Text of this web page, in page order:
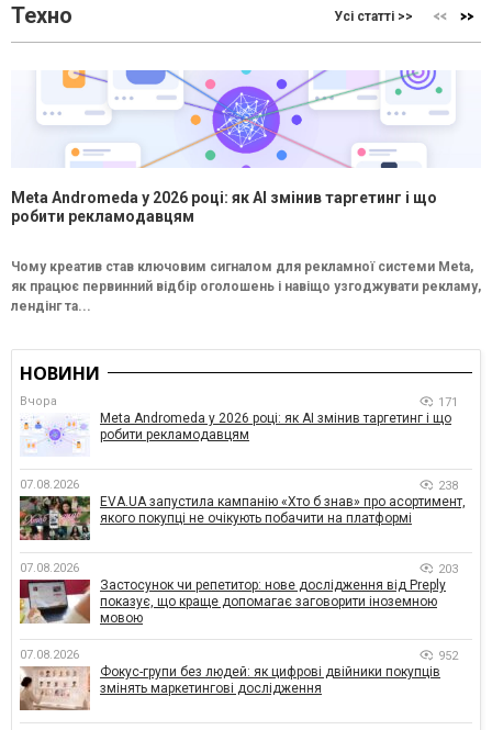
Техно Усі статті >>
Meta Andromeda у 2026 році: як AI змінив таргетинг і що
робити рекламодавцям
Чому креатив став ключовим сигналом для рекламної системи Meta,
як працює первинний відбір оголошень і навіщо узгоджувати рекламу,
лендінг та...
НОВИНИ
Вчора 171
Meta Andromeda у 2026 році: як AI змінив таргетинг і що
робити рекламодавцям
07.08.2026 238
EVA.UA запустила кампанію «Хто б знав» про асортимент,
якого покупці не очікують побачити на платформі
07.08.2026 203
Застосунок чи репетитор: нове дослідження від Preply
показує, що краще допомагає заговорити іноземною
мовою
07.08.2026 952
Фокус-групи без людей: як цифрові двійники покупців
змінять маркетингові дослідження